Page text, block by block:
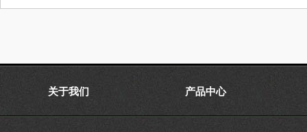
关于我们 产品中心